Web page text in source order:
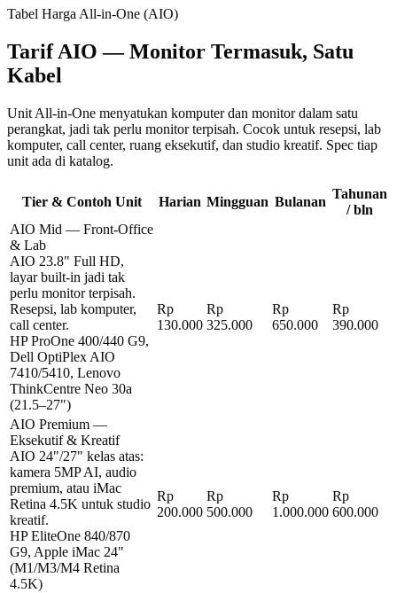
Tabel Harga All-in-One (AIO)
Tarif AIO — Monitor Termasuk, Satu
Kabel
Unit All-in-One menyatukan komputer dan monitor dalam satu
perangkat, jadi tak perlu monitor terpisah. Cocok untuk resepsi, lab
komputer, call center, ruang eksekutif, dan studio kreatif. Spec tiap
unit ada di katalog.
Tier & Contoh Unit Harian Mingguan Bulanan
Tahunan
/ bln
AIO Mid — Front-Office
& Lab
AIO 23.8" Full HD,
layar built-in jadi tak
perlu monitor terpisah.
Resepsi, lab komputer,
call center.
HP ProOne 400/440 G9,
Dell OptiPlex AIO
7410/5410, Lenovo
ThinkCentre Neo 30a
(21.5–27")
Rp
130.000
Rp
325.000
Rp
650.000
Rp
390.000
AIO Premium —
Eksekutif & Kreatif
AIO 24"/27" kelas atas:
kamera 5MP AI, audio
premium, atau iMac
Retina 4.5K untuk studio
kreatif.
HP EliteOne 840/870
G9, Apple iMac 24"
(M1/M3/M4 Retina
4.5K)
Rp
200.000
Rp
500.000
Rp
1.000.000
Rp
600.000